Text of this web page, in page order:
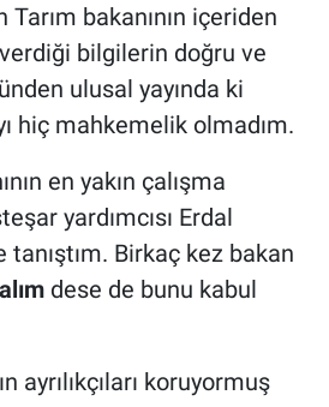
Tarım bakanının içeriden
bilgilerin doğru ve
ulusal yayında ki
hiç mahkemelik olmadım.
en yakın çalışma
yardımcısı Erdal
tanıştım. Birkaç kez bakan
dese de bunu kabul
ayrılıkçıları koruyormuş